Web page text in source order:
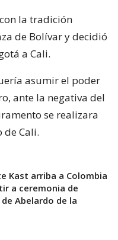
la tradición
de Bolívar y decidió
a Cali.
asumir el poder
ante la negativa del
se realizara
de Cali.
Kast arriba a Colombia
a ceremonia de
Abelardo de la